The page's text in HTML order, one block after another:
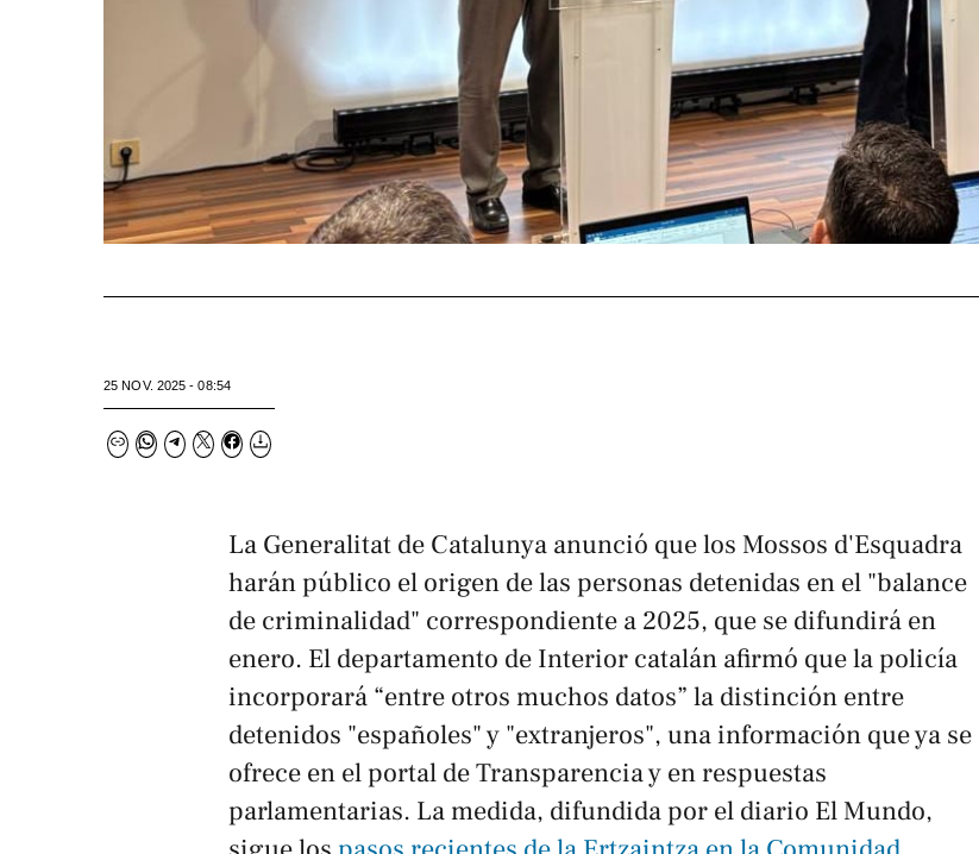
25 NOV. 2025 - 08:54
La Generalitat de Catalunya anunció que los Mossos d'Esquadra
harán público el origen de las personas detenidas en el "balance
de criminalidad" correspondiente a 2025, que se difundirá en
enero. El departamento de Interior catalán afirmó que la policía
incorporará “entre otros muchos datos” la distinción entre
detenidos "españoles" y "extranjeros", una información que ya se
ofrece en el portal de Transparencia y en respuestas
parlamentarias. La medida, difundida por el diario El Mundo,